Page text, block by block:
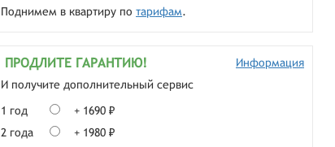
Поднимем в квартиру по тарифам.
ПРОДЛИТЕ ГАРАНТИЮ!
И получите дополнительный сервис
Информация
1 год
+ 1690 ₽
2 года
+ 1980 ₽